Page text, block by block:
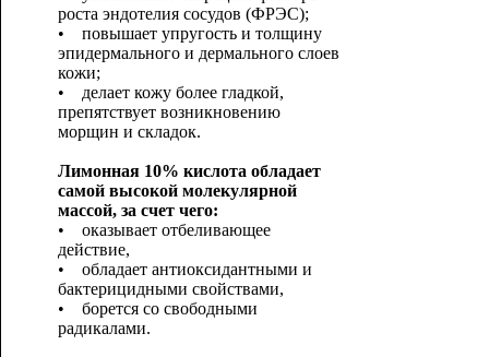
роста эндотелия сосудов (ФРЭС);
• повышает упругость и толщину
эпидермального и дермального слоев
кожи;
• делает кожу более гладкой,
препятствует возникновению
морщин и складок.
Лимонная 10% кислота обладает
самой высокой молекулярной
массой, за счет чего:
• оказывает отбеливающее
действие,
• обладает антиоксидантными и
бактерицидными свойствами,
• борется со свободными
радикалами.